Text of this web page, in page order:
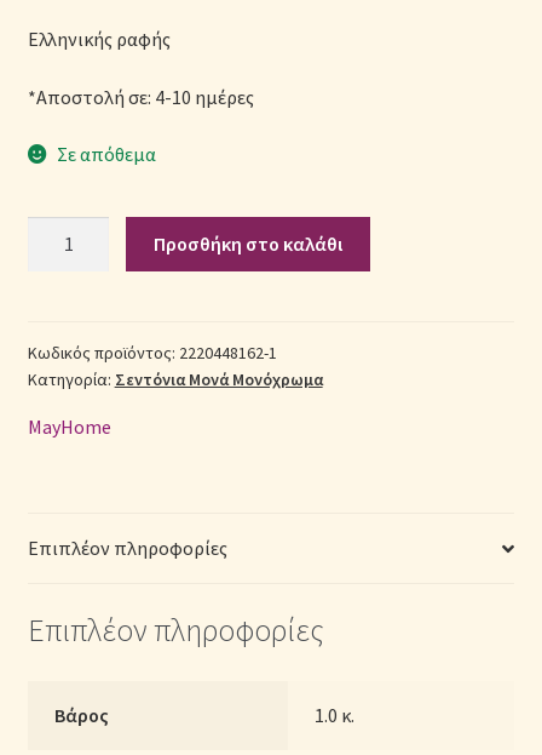
Πολιτική cookie
Ελληνικής ραφής
*Αποστολή σε: 4-10 ημέρες
Σε απόθεμα
2220448162-
1
Λάστιχο
Μ:
x
Προσθήκη στο καλάθι
Κωδικός προϊόντος: 2220448162-1
Κατηγορία: Σεντόνια Μονά Μονόχρωμα
MayHome
Επιπλέον πληροφορίες
Επιπλέον πληροφορίες
Βάρος 1.0 κ.